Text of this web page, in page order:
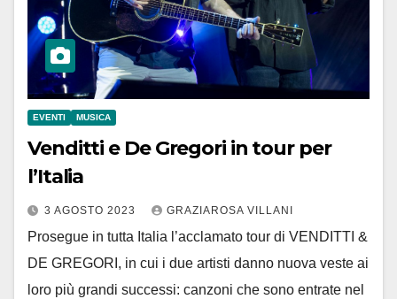
EVENTI MUSICA
Venditti e De Gregori in tour per
l’Italia
3 AGOSTO 2023 GRAZIAROSA VILLANI
Prosegue in tutta Italia l’acclamato tour di VENDITTI &
DE GREGORI, in cui i due artisti danno nuova veste ai
loro più grandi successi: canzoni che sono entrate nel